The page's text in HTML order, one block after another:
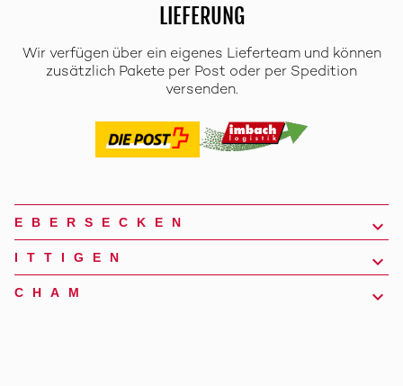
LIEFERUNG
Wir verfügen über ein eigenes Lieferteam und können
zusätzlich Pakete per Post oder per Spedition
versenden.
EBERSECKEN
ITTIGEN
CHAM